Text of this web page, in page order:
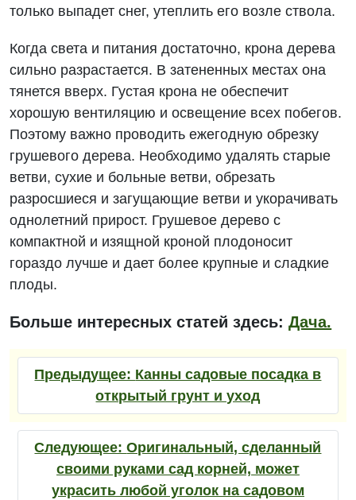
только выпадет снег, утеплить его возле ствола.
Когда света и питания достаточно, крона дерева
сильно разрастается. В затененных местах она
тянется вверх. Густая крона не обеспечит
хорошую вентиляцию и освещение всех побегов.
Поэтому важно проводить ежегодную обрезку
грушевого дерева. Необходимо удалять старые
ветви, сухие и больные ветви, обрезать
разросшиеся и загущающие ветви и укорачивать
однолетний прирост. Грушевое дерево с
компактной и изящной кроной плодоносит
гораздо лучше и дает более крупные и сладкие
плоды.
Больше интересных статей здесь:Дача.
Предыдущее: Канны садовые посадка в
открытый грунт и уход
Следующее:Оригинальный, сделанный
своими руками сад корней, может
украсить любой уголок на садовом